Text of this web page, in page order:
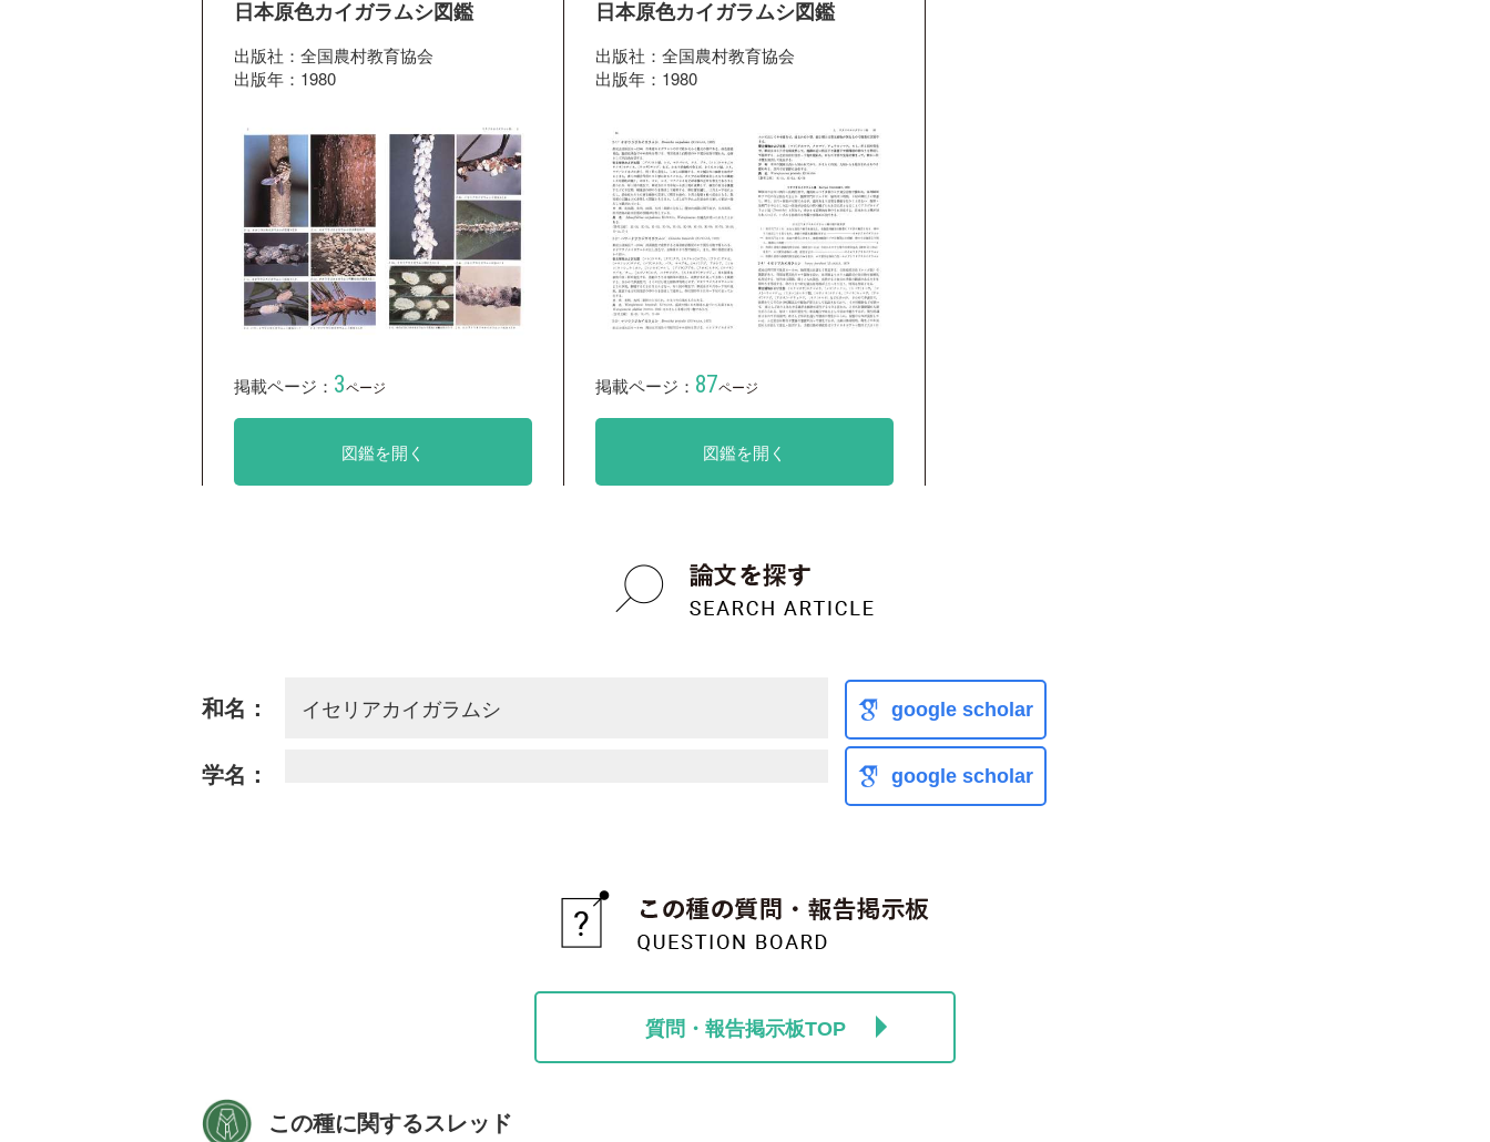
日本原色カイガラムシ図鑑
出版社：全国農村教育協会
出版年：1980
掲載ページ： 3ページ
図鑑を開く
日本原色カイガラムシ図鑑
出版社：全国農村教育協会
出版年：1980
掲載ページ： 87ページ
図鑑を開く
和名： イセリアカイガラムシ google scholar
学名： google scholar
質問・報告掲示板TOP
この種に関するスレッド